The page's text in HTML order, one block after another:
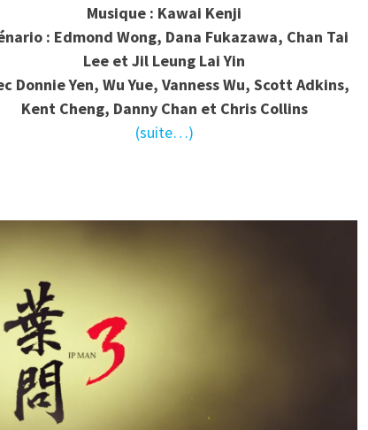
Musique : Kawai Kenji
: Edmond Wong, Dana Fukazawa, Chan Tai
Lee et Jil Leung Lai Yin
Donnie Yen, Wu Yue, Vanness Wu, Scott Adkins,
Kent Cheng, Danny Chan et Chris Collins
(suite…)